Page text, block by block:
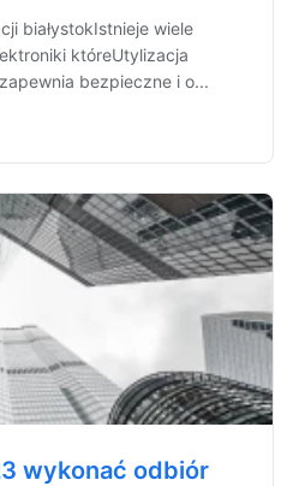
białystokIstnieje wiele
któreUtylizacja
bezpieczne i o...
wykonać odbiór